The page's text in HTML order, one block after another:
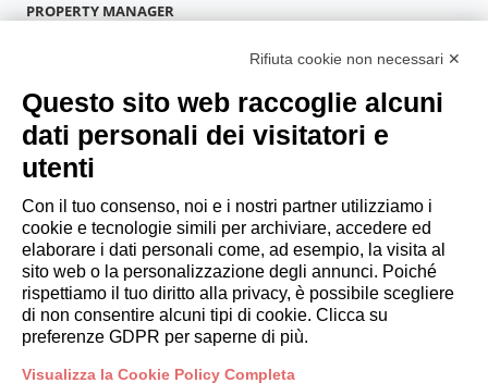
PROPERTY MANAGER
OSPITI
Prenota un soggiorno
Soggiorni lunghi
Esperienze per gli ospiti
Sconti per gli ospiti
Convenzioni per Aziende
booking@italianway.house
+390286882952
Rifiuta cookie non necessari ✕
Questo sito web raccoglie alcuni
dati personali dei visitatori e
utenti
Con il tuo consenso, noi e i nostri partner utilizziamo i
cookie e tecnologie simili per archiviare, accedere ed
elaborare i dati personali come, ad esempio, la visita al
sito web o la personalizzazione degli annunci. Poiché
rispettiamo il tuo diritto alla privacy, è possibile scegliere
di non consentire alcuni tipi di cookie. Clicca su
preferenze GDPR per saperne di più.
Visualizza la Cookie Policy Completa